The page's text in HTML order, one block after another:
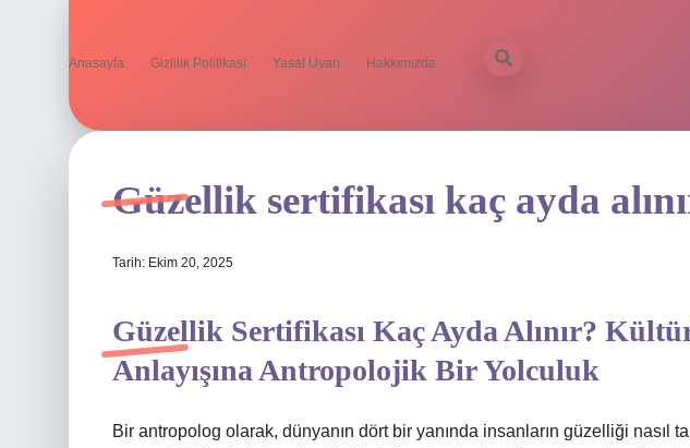
Anasayfa Gizlilik Politikası Yasal Uyarı Hakkımızda
Güzellik sertifikası kaç ayda
Tarih: Ekim 20, 2025
Güzellik Sertifikası Kaç Ayda Alınır?
Anlayışına Antropolojik Bir Yolculuk
Bir antropolog olarak, dünyanın dört bir yanında insanların güzelliği nasıl